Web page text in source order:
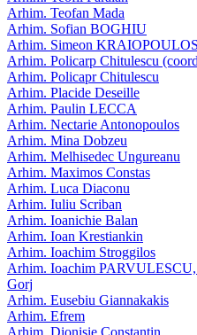
Arhim. Teofan Mada
Arhim. Sofian BOGHIU
Arhim. Simeon KRAIOPOULOS
Arhim. Policarp Chitulescu
Arhim. Policapr Chitulescu
Arhim. Placide Deseille
Arhim. Paulin LECCA
Arhim. Nectarie Antonopoulos
Arhim. Mina Dobzeu
Arhim. Melhisedec Ungureanu
Arhim. Maximos Constas
Arhim. Luca Diaconu
Arhim. Iuliu Scriban
Arhim. Ioanichie Balan
Arhim. Ioan Krestiankin
Arhim. Ioachim Stroggilos
Arhim. Ioachim
Gorj
Arhim. Eusebiu Giannakakis
Arhim. Efrem
Arhim. Dionisie Constantin